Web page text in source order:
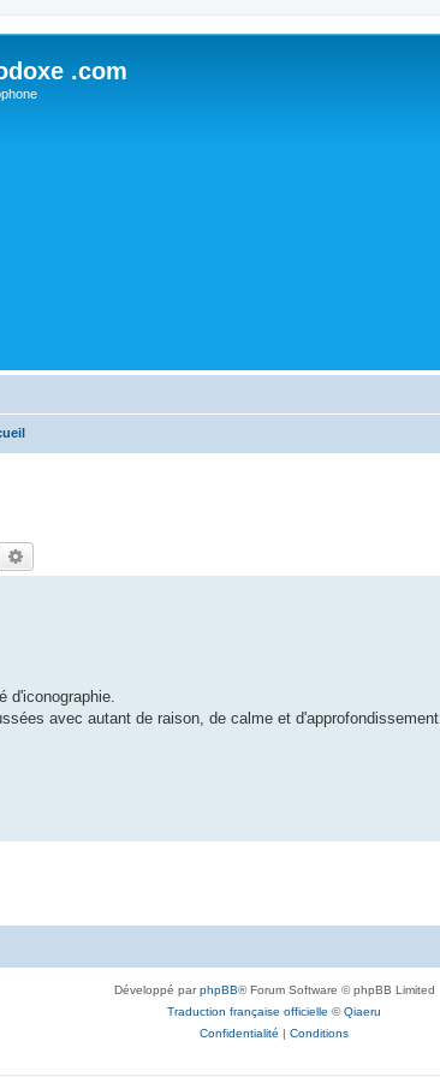
.com
Rechercher
d'iconographie.
avec autant de raison, de calme et d'approfondissement.
Développé parphpBB® Forum Software © phpBB Limited
Traduction française officielle ©Qiaeru
Confidentialité | Conditions